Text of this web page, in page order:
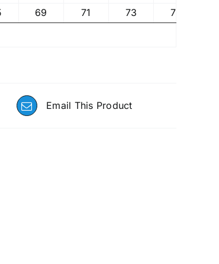
69 71 73 75
Email This Product